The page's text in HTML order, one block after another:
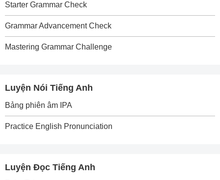
Starter Grammar Check
Grammar Advancement Check
Mastering Grammar Challenge
Luyện Nói Tiếng Anh
Bảng phiên âm IPA
Practice English Pronunciation
Luyện Đọc Tiếng Anh